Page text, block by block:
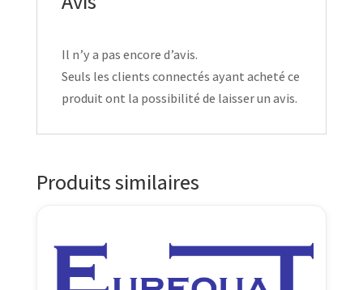
Il n’y a pas encore d’avis.
Seuls les clients connectés ayant acheté ce
produit ont la possibilité de laisser un avis.
Produits similaires